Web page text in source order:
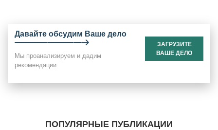
ПОПУЛЯРНЫЕ ПУБЛИКАЦИИ
Давайте обсудим Ваше дело
Мы проанализируем и дадим
рекомендации
ЗАГРУЗИТЕ
ВАШЕ ДЕЛО